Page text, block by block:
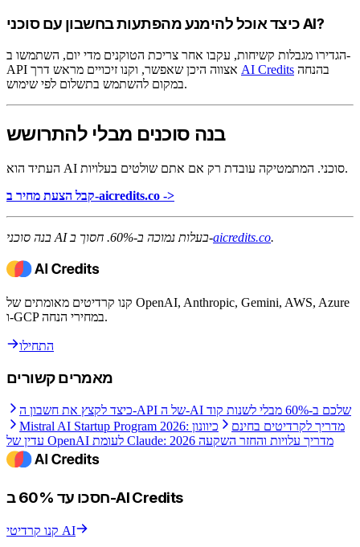
כיצד אוכל להימנע מהפתעות בחשבון עם סוכני AI?
הגדירו מגבלות קשיחות, עקבו אחר צריכת הטוקנים מדי יום, השתמשו ב-
AI Credits
במקום להשתמש בתשלום לפי שימוש.
בנה סוכנים מבלי להתרושש
העתיד הוא AI סוכני. המתמטיקה עובדת רק אם אתם שולטים בעלויות.
קבל הצעת מחיר ב-aicredits.co ->
בנה סוכני AI בעלות נמוכה ב-60%. חסוך ב-aicredits.co.
קנו קרדיטים מאומתים של OpenAI, Anthropic, Gemini, AWS, Azure
ו-GCP במחירי הנחה.
התחילו
מאמרים קשורים
כיצד לקצץ את חשבון ה-API של ה-AI שלכם ב-60% מבלי לשנות קוד
Mistral AI Startup Program 2026: מדריך לקרדיטים בחינם
כיוונון
עדין של OpenAI לעומת Claude: מדריך עלויות והחזר השקעה 2026
חסכו עד 60% ב-AI Credits
קנו קרדיטי AI